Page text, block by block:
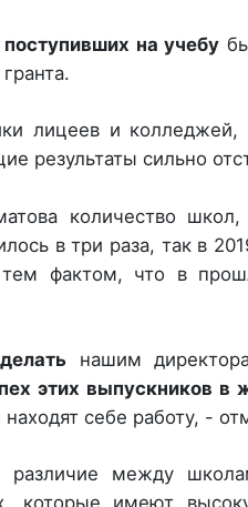
на учебу
лицеев и
результаты сильно
количество
в три раза, так в
фактом, что в
нашим
этих выпускников в
себе работу, -
между
которые имеют